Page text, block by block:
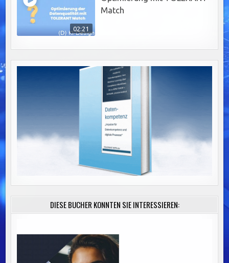
02:21
Match
DIESE BÜCHER KÖNNTEN SIE INTERESSIEREN: